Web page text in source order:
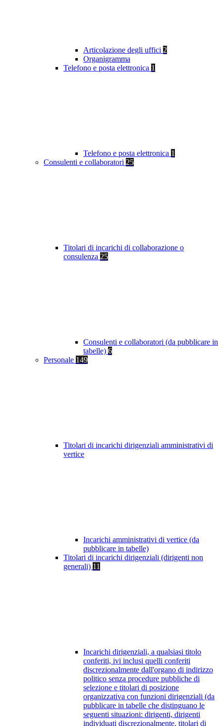
Articolazione degli uffici 2
Organigramma
Telefono e posta elettronica 1
Telefono e posta elettronica 1
Consulenti e collaboratori 25
Titolari di incarichi di collaborazione o
consulenza 25
Consulenti e collaboratori (da pubblicare in
tabelle) 6
Personale 149
Titolari di incarichi dirigenziali amministrativi di
vertice
Incarichi amministrativi di vertice (da
pubblicare in tabelle)
Titolari di incarichi dirigenziali (dirigenti non
generali) 11
Incarichi dirigenziali, a qualsiasi titolo
conferiti, ivi inclusi quelli conferiti
discrezionalmente dall'organo di indirizzo
politico senza procedure pubbliche di
selezione e titolari di posizione
organizzativa con funzioni dirigenziali (da
pubblicare in tabelle che distinguano le
seguenti situazioni: dirigenti, dirigenti
individuati discrezionalmente, titolari di